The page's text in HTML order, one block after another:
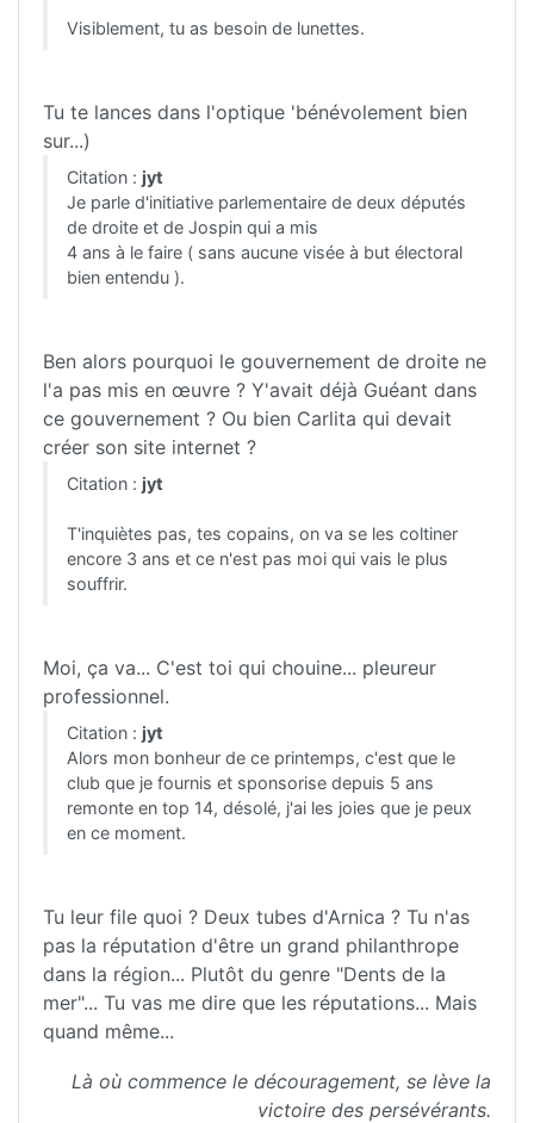
Visiblement, tu as besoin de lunettes.
Tu te lances dans l'optique 'bénévolement bien
sur...)
Citation : jyt
Je parle d'initiative parlementaire de deux députés
de droite et de Jospin qui a mis
4 ans à le faire ( sans aucune visée à but électoral
bien entendu ).
Ben alors pourquoi le gouvernement de droite ne
l'a pas mis en œuvre ? Y'avait déjà Guéant dans
ce gouvernement ? Ou bien Carlita qui devait
créer son site internet ?
Citation : jyt
T'inquiètes pas, tes copains, on va se les coltiner
encore 3 ans et ce n'est pas moi qui vais le plus
souffrir.
Moi, ça va... C'est toi qui chouine... pleureur
professionnel.
Citation : jyt
Alors mon bonheur de ce printemps, c'est que le
club que je fournis et sponsorise depuis 5 ans
remonte en top 14, désolé, j'ai les joies que je peux
en ce moment.
Tu leur file quoi ? Deux tubes d'Arnica ? Tu n'as
pas la réputation d'être un grand philanthrope
dans la région... Plutôt du genre "Dents de la
mer"... Tu vas me dire que les réputations... Mais
quand même...
Là où commence le découragement, se lève la
victoire des persévérants.